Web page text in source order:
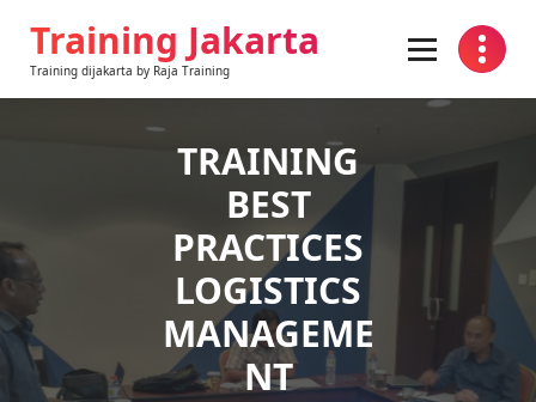
contentTraining Jakarta
Training dijakarta by Raja Training
TRAINING
BEST
PRACTICES
LOGISTICS
MANAGEME
NT